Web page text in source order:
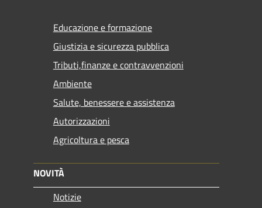
Educazione e formazione
Giustizia e sicurezza pubblica
Tributi,finanze e contravvenzioni
Ambiente
Salute, benessere e assistenza
Autorizzazioni
Agricoltura e pesca
NOVITÀ
Notizie